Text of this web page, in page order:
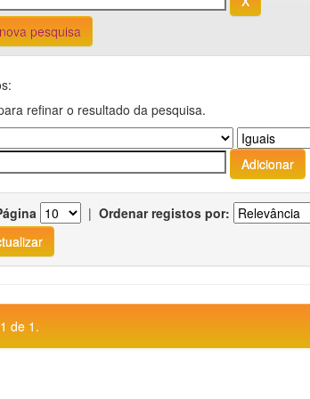
pesquisa
refinar o resultado da pesquisa.
| Ordenar registos por:
de 1.